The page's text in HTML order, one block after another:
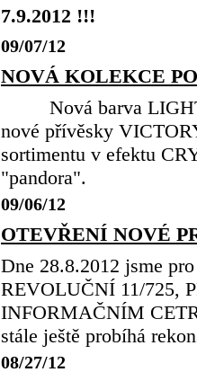
7.9.2012 !!!
09/07/12
NOVÁ KOLEKCE
Nová barva LIGHT
nové přívěsky
sortimentu v efektu
"pandora".
09/06/12
OTEVŘENÍ NOVÉ
Dne 28.8.2012 jsme
REVOLUČNÍ 11/725,
INFORMAČNÍM
stále ještě probíhá
08/27/12